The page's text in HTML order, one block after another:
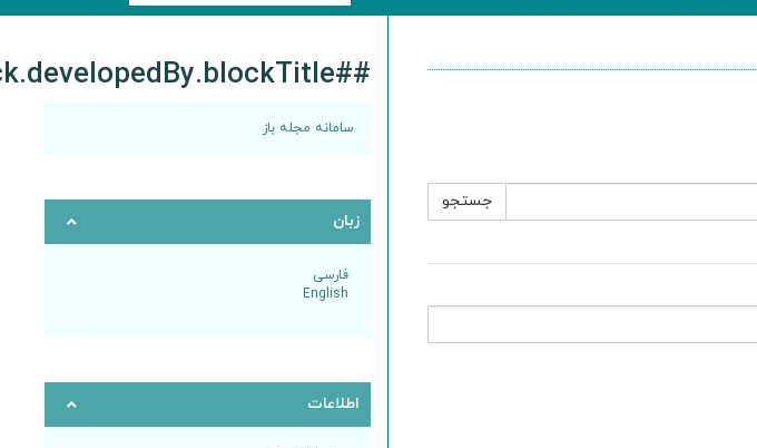
##plugins.block.developedBy.blockTitle##
سامانه مجله باز
زبان
فارسی
English
اطلاعات